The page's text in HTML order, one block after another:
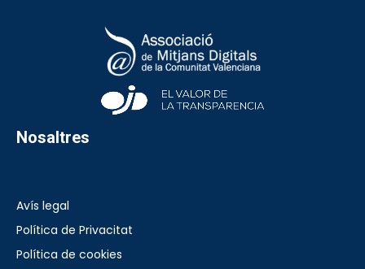
Nosaltres
Avís legal
Política de Privacitat
Política de cookies